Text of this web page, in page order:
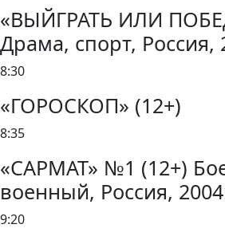
«ВЫЙГРАТЬ ИЛИ
Драма, спорт, Россия,
8:30
«ГОРОСКОП» (12+)
8:35
«САРМАТ» №1 (12+)
военный, Россия,
9:20